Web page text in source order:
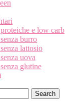
e low carb
burro
lattosio
uova
glutine
Search